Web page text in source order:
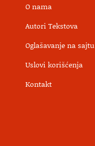
O nama
Autori Tekstova
Oglašavanje na sajtu
Uslovi korišćenja
Kontakt